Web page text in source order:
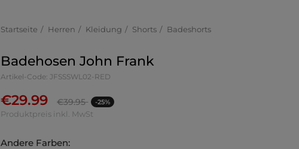
Startseite Herren Kleidung Shorts Badeshorts
Badehosen John Frank
Artikel-Code: JFSSSWL02-RED
€29.99 €39.95 -25%
Produktpreis inkl. MwSt
Andere Farben: